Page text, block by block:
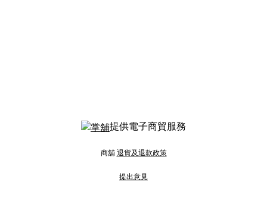
提供電子商貿服務
商舖 退貨及退款政策
提出意見